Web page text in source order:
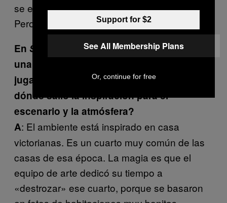
se enreda en el cable y éste sale disparado.
Pero no ha pasado nada malo fuera de eso.
En Sophie’s Guardian, la estética juega
una parte importante en la inmersión del
jugador en un mundo aterrador. ¿De
dónde salió la inspiración para el
escenario y la atmósfera?
A: El ambiente está inspirado en casa
victorianas. Es un cuarto muy común de las
casas de esa época. La magia es que el
equipo de arte dedicó su tiempo a
«destrozar» ese cuarto, porque se basaron
Support for $2
See All Membership Plans
Or, continue for free